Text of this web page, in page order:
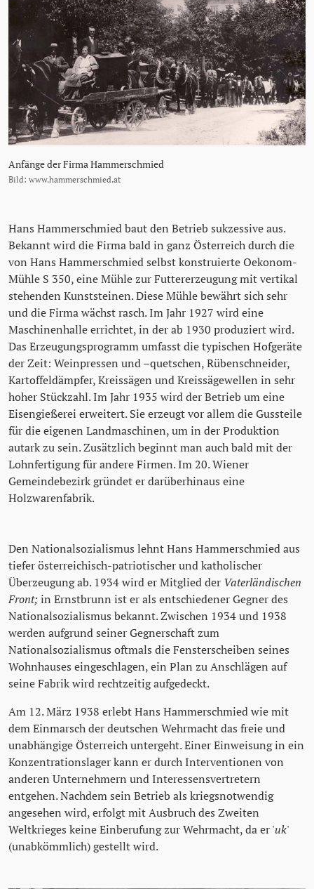
Anfänge der Firma Hammerschmied
Bild: www.hammerschmied.at
Hans Hammerschmied baut den Betrieb sukzessive aus.
Bekannt wird die Firma bald in ganz Österreich durch die
von Hans Hammerschmied selbst konstruierte Oekonom-
Mühle S 350, eine Mühle zur Futtererzeugung mit vertikal
stehenden Kunststeinen. Diese Mühle bewährt sich sehr
und die Firma wächst rasch. Im Jahr 1927 wird eine
Maschinenhalle errichtet, in der ab 1930 produziert wird.
Das Erzeugungsprogramm umfasst die typischen Hofgeräte
der Zeit: Weinpressen und –quetschen, Rübenschneider,
Kartoffeldämpfer, Kreissägen und Kreissägewellen in sehr
hoher Stückzahl. Im Jahr 1935 wird der Betrieb um eine
Eisengießerei erweitert. Sie erzeugt vor allem die Gussteile
für die eigenen Landmaschinen, um in der Produktion
autark zu sein. Zusätzlich beginnt man auch bald mit der
Lohnfertigung für andere Firmen. Im 20. Wiener
Gemeindebezirk gründet er darüberhinaus eine
Holzwarenfabrik.
Den Nationalsozialismus lehnt Hans Hammerschmied aus
tiefer österreichisch-patriotischer und katholischer
Überzeugung ab. 1934 wird er Mitglied der Vaterländischen
Front; in Ernstbrunn ist er als entschiedener Gegner des
Nationalsozialismus bekannt. Zwischen 1934 und 1938
werden aufgrund seiner Gegnerschaft zum
Nationalsozialismus oftmals die Fensterscheiben seines
Wohnhauses eingeschlagen, ein Plan zu Anschlägen auf
seine Fabrik wird rechtzeitig aufgedeckt.
Am 12. März 1938 erlebt Hans Hammerschmied wie mit
dem Einmarsch der deutschen Wehrmacht das freie und
unabhängige Österreich untergeht. Einer Einweisung in ein
Konzentrationslager kann er durch Interventionen von
anderen Unternehmern und Interessensvertretern
entgehen. Nachdem sein Betrieb als kriegsnotwendig
angesehen wird, erfolgt mit Ausbruch des Zweiten
Weltkrieges keine Einberufung zur Wehrmacht, da er 'uk'
(unabkömmlich) gestellt wird.